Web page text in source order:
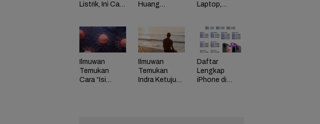
Listrik, Ini Cara
PLN di HP
Huang
Karyawan
Tinggi
Laptop,
Ilmuwan
Temukan
Cara “Isi
Ilmuwan
Temukan
Indra Ketujuh
Daftar
Lengkap
iPhone di